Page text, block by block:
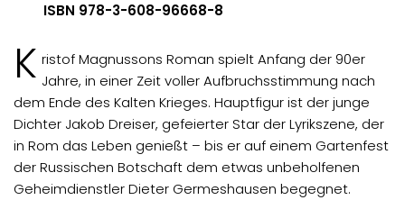
ISBN 978-3-608-96668-8
K ristof Magnussons Roman spielt Anfang der 90er
Jahre, in einer Zeit voller Aufbruchsstimmung nach
dem Ende des Kalten Krieges. Hauptfigur ist der junge
Dichter Jakob Dreiser, gefeierter Star der Lyrikszene, der
in Rom das Leben genießt – bis er auf einem Gartenfest
der Russischen Botschaft dem etwas unbeholfenen
Geheimdienstler Dieter Germeshausen begegnet.